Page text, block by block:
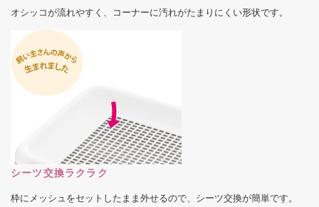
オシッコが流れやすく、コーナーに汚れがたまりにくい形状です。
シーツ交換ラクラク
枠にメッシュをセットしたまま外せるので、シーツ交換が簡単です。